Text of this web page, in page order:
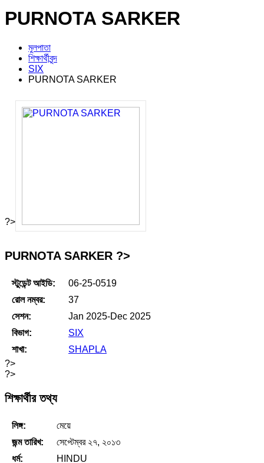
PURNOTA SARKER
মুলপাতা
শিক্ষার্থীবৃন্দ
SIX
PURNOTA SARKER
?>
PURNOTA SARKER ?>
স্টুডেন্ট আইডি:
06-25-0519
রোল নম্বর:
37
সেশন:
Jan 2025-Dec 2025
বিভাগ:
SIX
শাখা:
SHAPLA
?>
?>
শিক্ষার্থীর তথ্য
লিঙ্গ:
মেয়ে
জন্ম তারিখ:
সেপ্টেম্বর ২৭, ২০১৩
ধর্ম:
HINDU